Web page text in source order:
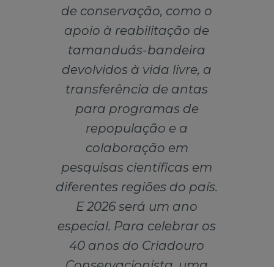
de conservação, como o
apoio à reabilitação de
tamanduás-bandeira
devolvidos à vida livre, a
transferência de antas
para programas de
repopulação e a
colaboração em
pesquisas científicas em
diferentes regiões do país.
E 2026 será um ano
especial. Para celebrar os
40 anos do Criadouro